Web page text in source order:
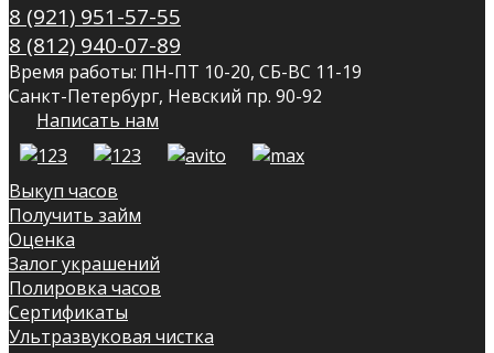
8 (921) 951-57-55
8 (812) 940-07-89
Время работы: ПН-ПТ 10-20, СБ-ВС 11-19
Санкт-Петербург, Невский пр. 90-92
Написать нам
Выкуп часов
Получить займ
Оценка
Залог украшений
Полировка часов
Сертификаты
Ультразвуковая чистка